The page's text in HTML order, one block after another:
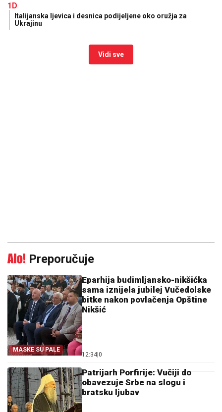
1D
Italijanska ljevica i desnica podijeljene oko oružja za
Ukrajinu
Vidi sve
Preporučuje
MASKE SU PALE
Eparhija budimljansko-nikšićka
sama iznijela jubilej Vučedolske
bitke nakon povlačenja Opštine
Nikšić
12:34|0
Patrijarh Porfirije: Vučiji do
obavezuje Srbe na slogu i
bratsku ljubav